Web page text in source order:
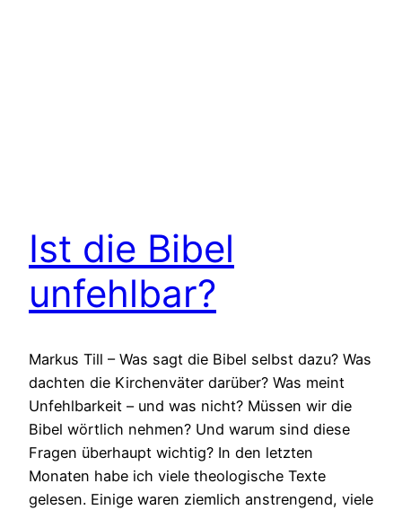
Ist die Bibel
unfehlbar?
Markus Till – Was sagt die Bibel selbst dazu? Was
dachten die Kirchenväter darüber? Was meint
Unfehlbarkeit – und was nicht? Müssen wir die
Bibel wörtlich nehmen? Und warum sind diese
Fragen überhaupt wichtig? In den letzten
Monaten habe ich viele theologische Texte
gelesen. Einige waren ziemlich anstrengend, viele